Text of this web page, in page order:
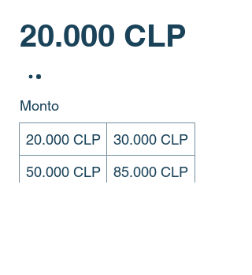
20.000 CLP
Monto
20.000 CLP
30.000 CLP
50.000 CLP
85.000 CLP